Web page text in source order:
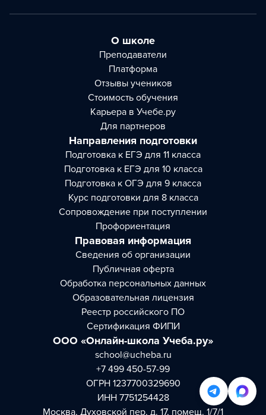
О школе
Преподаватели
Платформа
Отзывы учеников
Стоимость обучения
Карьера в Учебе.ру
Для партнеров
Направления подготовки
Подготовка к ЕГЭ для 11 класса
Подготовка к ЕГЭ для 10 класса
Подготовка к ОГЭ для 9 класса
Курс подготовки для 8 класса
Сопровождение при поступлении
Профориентация
Правовая информация
Сведения об организации
Публичная оферта
Обработка персональных данных
Образовательная лицензия
Реестр российского ПО
Сертификация ФИПИ
ООО «Онлайн-школа Учеба.ру»
school@ucheba.ru
+7 499 450-57-99
ОГРН 1237700329690
ИНН 7751254428
Москва, Духовской пер, д. 17, помещ. 1/7/1